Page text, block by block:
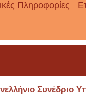
Πληροφορίες
Συνέδριο